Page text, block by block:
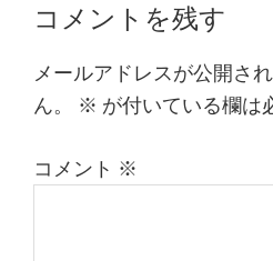
Reader
Interactions
コメントを残す
メールアドレスが公開さ
ん。
※ が付いている欄は
コメント ※